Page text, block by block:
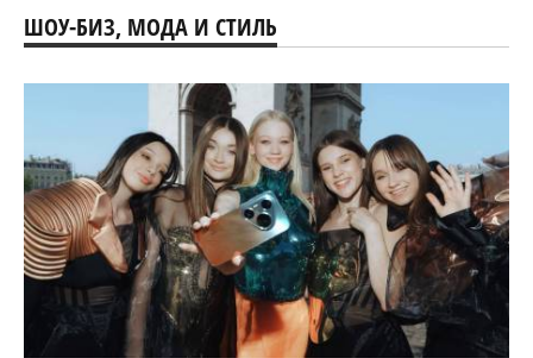
ШОУ-БИЗ, МОДА И СТИЛЬ